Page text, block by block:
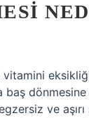
dönmesine
ve aşırı